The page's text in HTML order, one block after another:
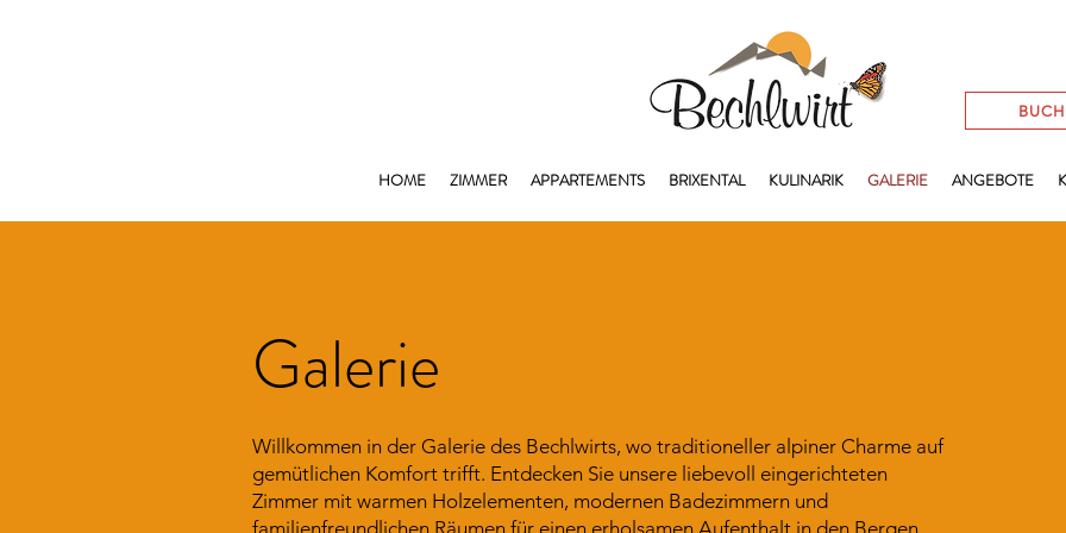
HOME ZIMMER APPARTEMENTS BRIXENTAL KULINARIK GALERIE ANGEBOTE
Galerie
Willkommen in der Galerie des Bechlwirts, wo traditioneller alpiner Charme auf
gemütlichen Komfort trifft. Entdecken Sie unsere liebevoll eingerichteten
Zimmer mit warmen Holzelementen, modernen Badezimmern und
familienfreundlichen Räumen für einen erholsamen Aufenthalt in den Bergen.